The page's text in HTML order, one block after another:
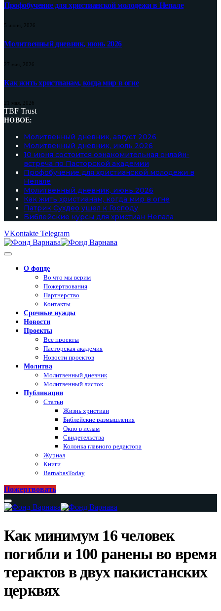
Профобучение для христианской молодежи в Непале
5 июня, 2026
Молитвенный дневник, июнь 2026
27 мая, 2026
Как жить христианам, когда мир в огне
21 мая, 2026
TBF Trust
НОВОЕ:
Молитвенный дневник, август 2026
Молитвенный дневник, июль 2026
10 июня состоится ознакомительная онлайн-
встреча по Пасторской академии
Профобучение для христианской молодежи в
Непале
Молитвенный дневник, июнь 2026
Как жить христианам, когда мир в огне
Патрик Сухдео ушел к Господу
Библейские курсы для христиан Непала
VKontakte Telegram
О фонде
Во что мы верим
Пожертвования
Партнерство
Контакты
Срочные нужды
Новости
Проекты
Все проекты
Пасторская академия
Новости проектов
Молитва
Молитвенный дневник
Молитвенный листок
Публикации
Статьи
Жизнь христиан
Библейские размышления
Окно в ислам
Свидетельства
Колонка главного редактора
Журнал
Книги
BarnabasToday
Пожертвовать
Как минимум 16 человек
погибли и 100 ранены во время
терактов в двух пакистанских
церквях